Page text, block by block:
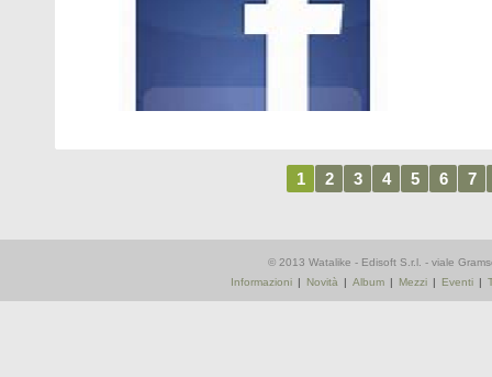
1 2 3 4 5 6 7
© 2013 Watalike - Edisoft S.r.l. - viale
Informazioni | Novità | Album | Mezzi | Eventi |